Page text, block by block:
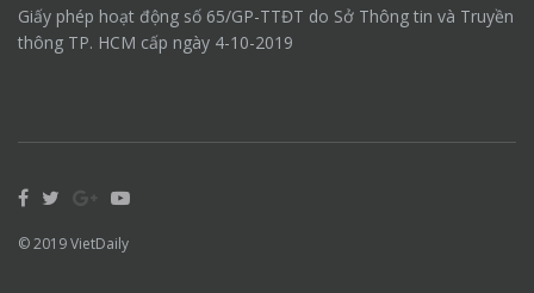
Giấy phép hoạt động số 65/GP-TTĐT do Sở Thông tin và Truyền
thông TP. HCM cấp ngày 4-10-2019
© 2019VietDaily